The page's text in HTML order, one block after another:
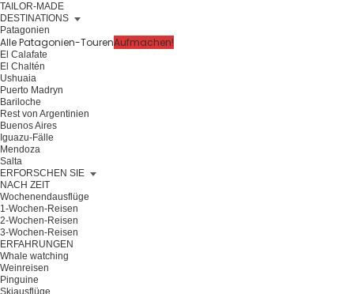
TAILOR-MADE
DESTINATIONS
Patagonien
Alle Patagonien-TourenAufmachen!
El Calafate
El Chaltén
Ushuaia
Puerto Madryn
Bariloche
Rest von Argentinien
Buenos Aires
Iguazu-Fälle
Mendoza
Salta
ERFORSCHEN SIE
NACH ZEIT
Wochenendausflüge
1-Wochen-Reisen
2-Wochen-Reisen
3-Wochen-Reisen
ERFAHRUNGEN
Whale watching
Weinreisen
Pinguine
Skiausflüge